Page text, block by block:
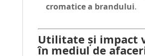
cromatice a brandului.
Utilitate și impact
în mediul de